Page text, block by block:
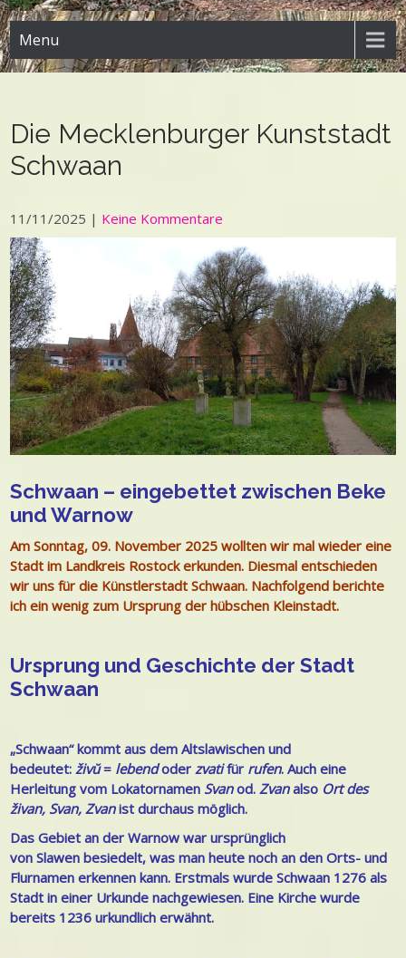
Menu
Die Mecklenburger Kunststadt
Schwaan
11/11/2025 | Keine Kommentare
Schwaan – eingebettet zwischen Beke
und Warnow
Am Sonntag, 09. November 2025 wollten wir mal wieder eine
Stadt im Landkreis Rostock erkunden. Diesmal entschieden
wir uns für die Künstlerstadt Schwaan. Nachfolgend berichte
ich ein wenig zum Ursprung der hübschen Kleinstadt.
Ursprung und Geschichte der Stadt
Schwaan
„Schwaan“ kommt aus dem Altslawischen und
bedeutet: živŭ= lebendoder zvatifür rufen. Auch eine
Herleitung vom Lokatornamen Svanod. Zvanalso Ort des
živan, Svan, Zvanist durchaus möglich.
Das Gebiet an der Warnow war ursprünglich
vonSlawen besiedelt, was man heute noch an den Orts- und
Flurnamen erkennen kann. Erstmals wurde Schwaan 1276 als
Stadt in einer Urkunde nachgewiesen. Eine Kirche wurde
bereits 1236 urkundlich erwähnt.